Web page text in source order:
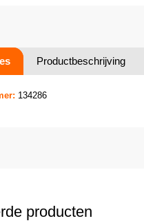
Productbeschrijving
134286
producten